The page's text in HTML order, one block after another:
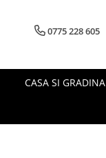
0775 228 605
CASA SI GRADINA